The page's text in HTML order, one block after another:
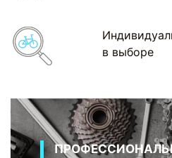
в выборе